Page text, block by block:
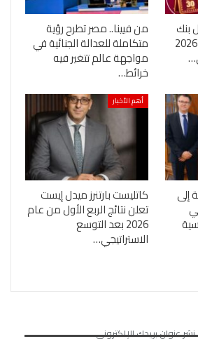
بنك
مصر” خلال شهر يوليو 2026
من فيينا.. مصر تطرح رؤية
متكاملة للعدالة الجنائية في
مواجهة عالم تتغير فيه
خرائط…
إلى
أهم الأخبار
كاتليست بارتنرز ميدل إيست
تعلن نتائج الربع الأول من عام
2026 بعد التوسع
الاستراتيجي…
عنوان بريدك الإلكتروني.